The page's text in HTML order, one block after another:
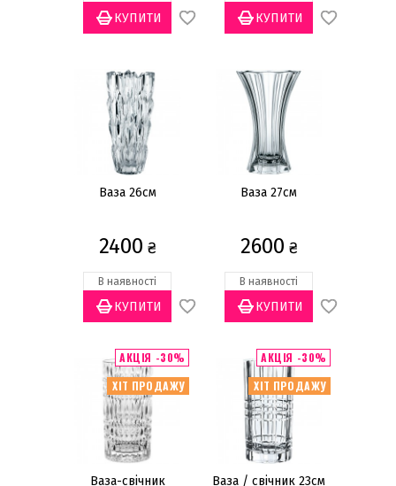
Ваза 26см
2400 ₴
В наявності
Ваза 27см
2600 ₴
В наявності
ХІТ ПРОДАЖУ
АКЦІЯ -30%
Ваза-свічник
ХІТ ПРОДАЖУ
АКЦІЯ -30%
Ваза / свічник 23см